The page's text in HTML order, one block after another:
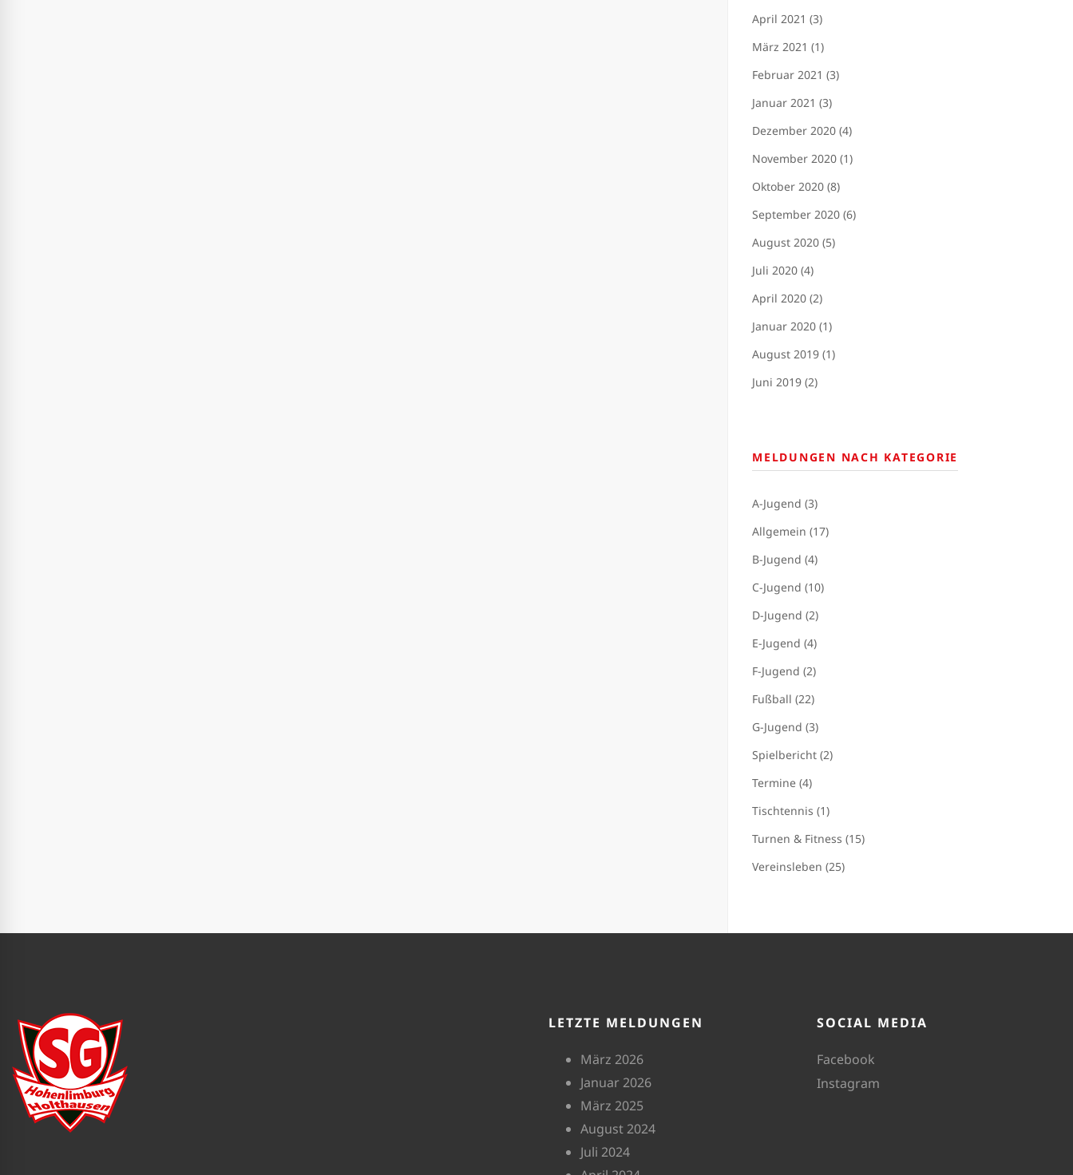
April 2021 (3)
März 2021 (1)
Februar 2021 (3)
Januar 2021 (3)
Dezember 2020 (4)
November 2020 (1)
Oktober 2020 (8)
September 2020 (6)
August 2020 (5)
Juli 2020 (4)
April 2020 (2)
Januar 2020 (1)
August 2019 (1)
Juni 2019 (2)
MELDUNGEN NACH KATEGORIE
A-Jugend (3)
Allgemein (17)
B-Jugend (4)
C-Jugend (10)
D-Jugend (2)
E-Jugend (4)
F-Jugend (2)
Fußball (22)
G-Jugend (3)
Spielbericht (2)
Termine (4)
Tischtennis (1)
Turnen & Fitness (15)
Vereinsleben (25)
LETZTE MELDUNGEN
März 2026
Januar 2026
März 2025
August 2024
Juli 2024
SOCIAL MEDIA
Facebook
Instagram